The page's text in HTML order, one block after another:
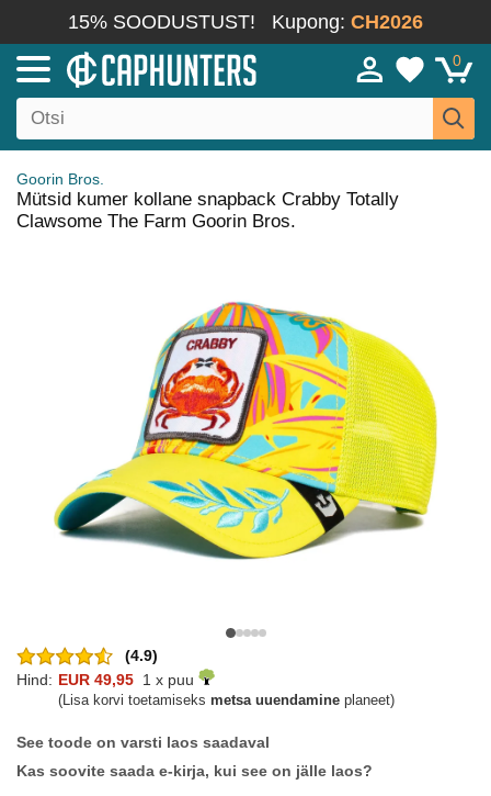
15% SOODUSTUST! Kupong: CH2026
0
Goorin Bros.
Mütsid kumer kollane snapback Crabby Totally
Clawsome The Farm Goorin Bros.
(4.9)
Hind: EUR 49,95 1 x puu
(Lisa korvi toetamiseks metsa uuendamine planeet)
See toode on varsti laos saadaval
Kas soovite saada e-kirja, kui see on jälle laos?